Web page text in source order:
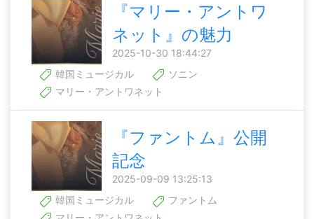
『マリー・アントワ
ネット』の魅力
2025-10-30 18:44:27
韓国ミュージカル
ソニン
マリー・アントワネット
『ファントム』公開
記念
2025-09-09 13:25:13
韓国ミュージカル
ファントム